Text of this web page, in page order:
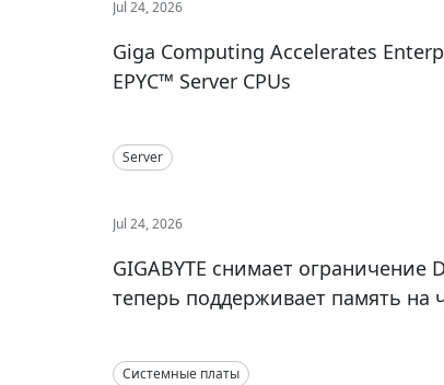
Jul 24, 2026
Giga Computing Accelerates
EPYC™ Server CPUs
Server
Jul 24, 2026
GIGABYTE снимает ограничение
теперь поддерживает память на
Системные платы